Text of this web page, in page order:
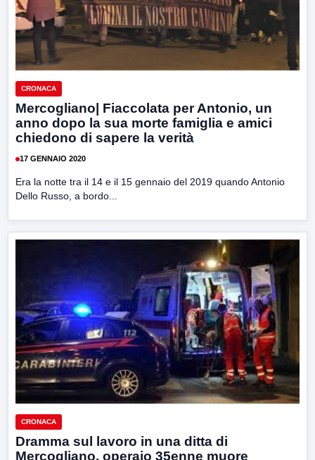
CRONACA
Mercogliano| Fiaccolata per Antonio, un
anno dopo la sua morte famiglia e amici
chiedono di sapere la verità
17 GENNAIO 2020
Era la notte tra il 14 e il 15 gennaio del 2019 quando Antonio
Dello Russo, a bordo...
CRONACA
Dramma sul lavoro in una ditta di
Mercogliano, operaio 35enne muore